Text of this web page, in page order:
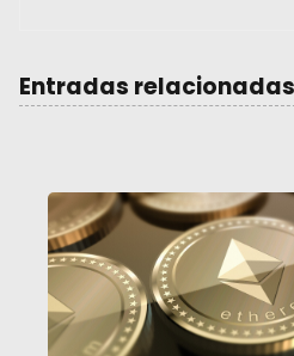
Entradas relacionadas